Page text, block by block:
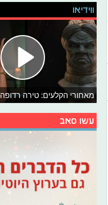
ווידיאו
מאחורי הקלעים: טירה רדופה
עשו סאב